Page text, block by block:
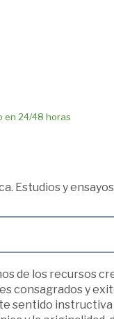
en 24/48 horas
Estudios y
de los recursos
consagrados y
sentido instructiva